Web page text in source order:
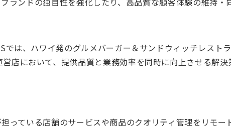
では、ハワイ発のグルメバーガー＆サンドウィッチレスト
営店において、提供品質と業務効率を同時に向上させる解
っている店舗のサービスや商品のクオリティ管理をリモー